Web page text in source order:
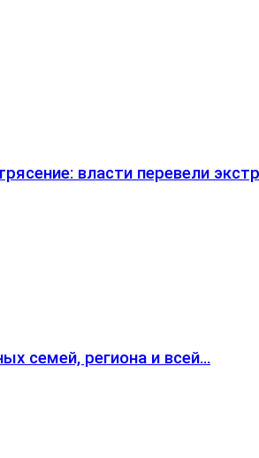
власти перевели
семей, региона и всей…